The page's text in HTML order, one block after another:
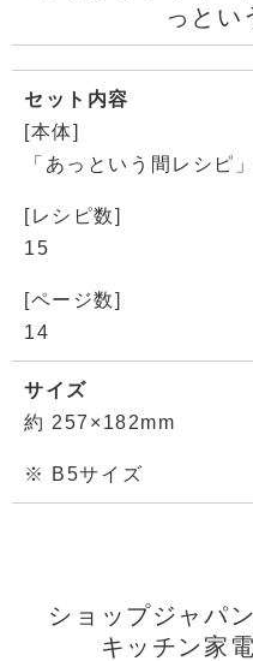
っとい
セット内容
[本体]
「あっという間レシピ
[レシピ数]
15
[ページ数]
14
サイズ
約 257×182mm
※ B5サイズ
ショップジャパ
キッチン家